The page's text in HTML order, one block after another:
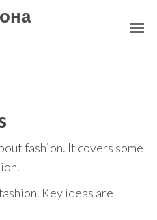
fashion. It covers some
Key ideas are